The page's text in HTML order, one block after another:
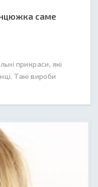
саме
прикраси, які
Такі вироби